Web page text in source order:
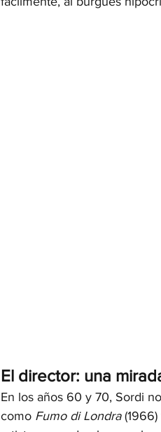
El director: una
En los años 60 y 70, Sordi
como Fumo di Londra (1966)